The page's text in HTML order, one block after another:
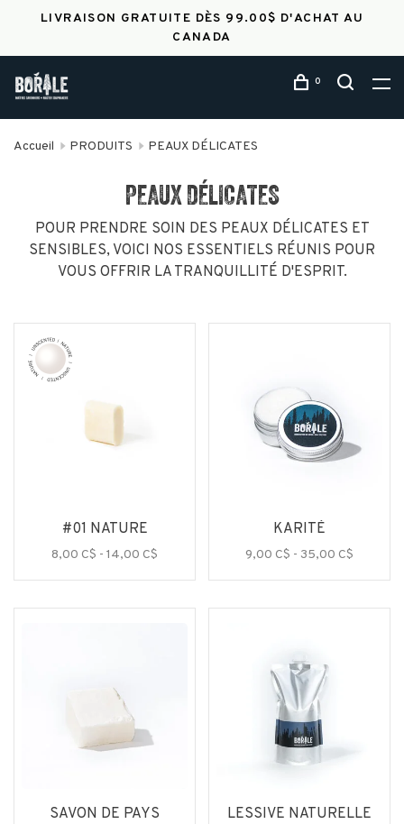
LIVRAISON GRATUITE DÈS 99.00$ D'ACHAT AU
CANADA
0
Accueil PRODUITS PEAUX DÉLICATES
PEAUX DÉLICATES
POUR PRENDRE SOIN DES PEAUX DÉLICATES ET
SENSIBLES, VOICI NOS ESSENTIELS RÉUNIS POUR
VOUS OFFRIR LA TRANQUILLITÉ D'ESPRIT.
#01 NATURE
8,00 C$ - 14,00 C$
KARITÉ
9,00 C$ - 35,00 C$
SAVON DE PAYS LESSIVE NATURELLE